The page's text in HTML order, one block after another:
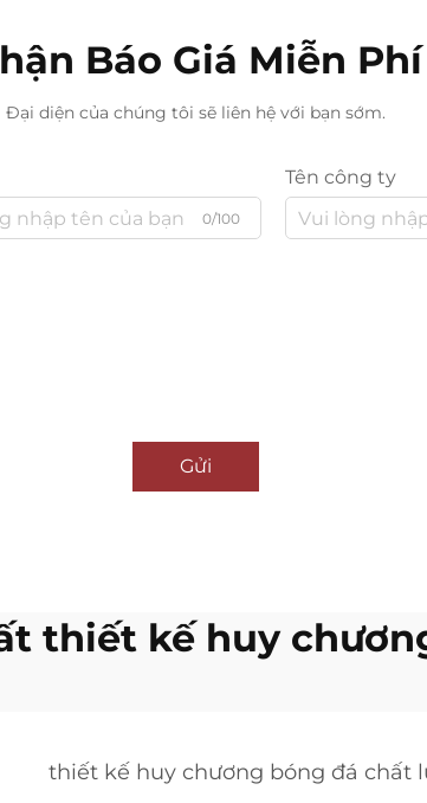
Báo Giá Miễn Phí
Đại diện của chúng tôi sẽ liên hệ với bạn sớm.
0/100
Tên công ty
Gửi
thiết kế huy
thiết kế huy chương bóng đá chất